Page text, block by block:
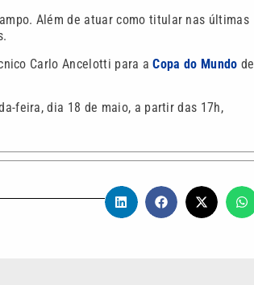
Além de atuar como titular nas últimas
Carlo Ancelotti para aCopa do Mundo de
feira, dia 18 de maio, a partir das 17h,